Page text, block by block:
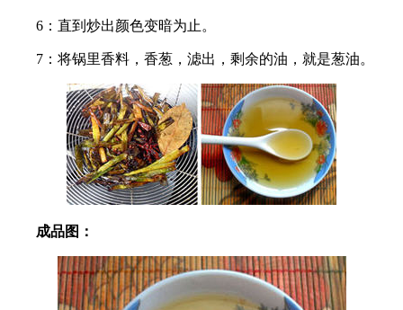
6：直到炒出颜色变暗为止。
7：将锅里香料，香葱，滤出，剩余的油，就是葱油。
成品图：